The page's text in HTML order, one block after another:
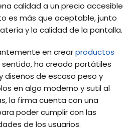
calidad a un precio accesible
es más que aceptable, junto
y la calidad de la pantalla.
en crearproductos
sentido, ha creado portátiles
diseños de escaso peso y
en algo moderno y sutil al
la firma cuenta con una
poder cumplir con las
de los usuarios.